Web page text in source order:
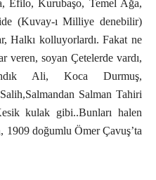
Efilo, Kurubaşo, Temel Ağa,
(Kuvay-ı Milliye denebilir)
Halkı kolluyorlardı. Fakat ne
veren, soyan Çetelerde vardı,
Ali, Koca Durmuş,
Salman Tahiri
kulak gibi..Bunları halen
1909 doğumlu Ömer Çavuş’ta